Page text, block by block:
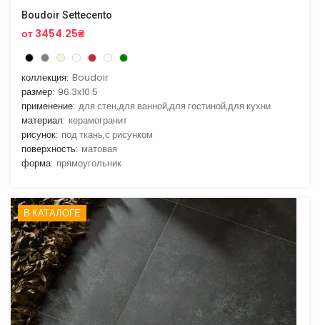
Boudoir Settecento
от 3454.25₴
коллекция: Boudoir
размер: 96.3x10.5
применение: для стен,для ванной,для гостиной,для кухни
материал: керамогранит
рисунок: под ткань,с рисунком
поверхность: матовая
форма: прямоугольник
В КАТАЛОГЕ